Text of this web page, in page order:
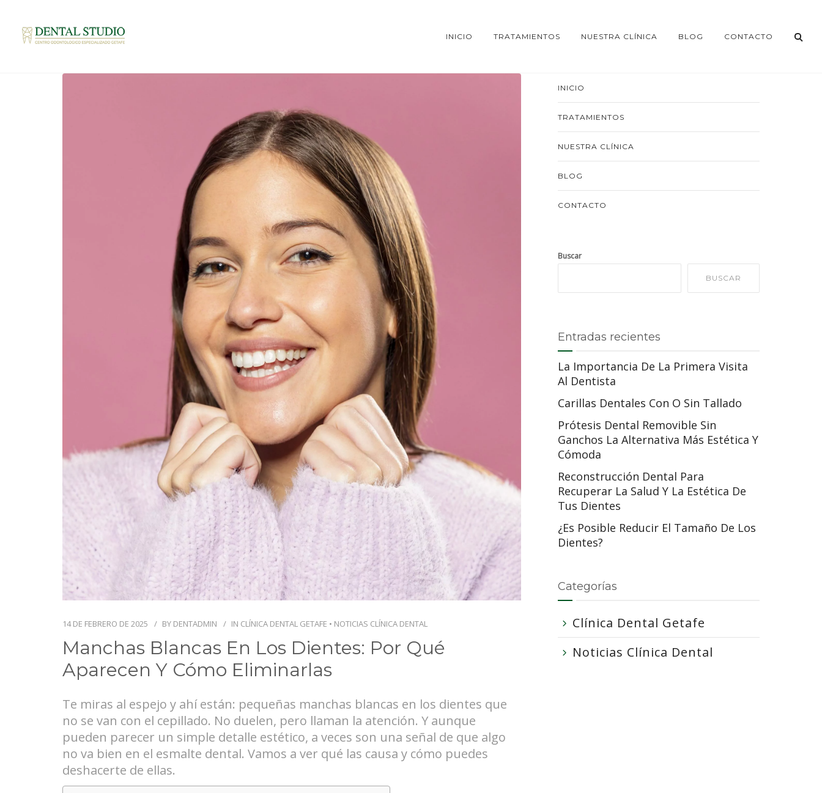
INICIO TRATAMIENTOS NUESTRA CLÍNICA BLOG CONTACTO
14 DE FEBRERO DE 2025 BY DENTADMIN IN CLÍNICA DENTAL GETAFE • NOTICIAS CLÍNICA DENTAL
Manchas Blancas En Los Dientes: Por Qué
Aparecen Y Cómo Eliminarlas
Te miras al espejo y ahí están: pequeñas manchas blancas en los dientes que
no se van con el cepillado. No duelen, pero llaman la atención. Y aunque
pueden parecer un simple detalle estético, a veces son una señal de que algo
no va bien en el esmalte dental. Vamos a ver qué las causa y cómo puedes
deshacerte de ellas.
INICIO
TRATAMIENTOS
NUESTRA CLÍNICA
BLOG
CONTACTO
Buscar
BUSCAR
Entradas recientes
La Importancia De La Primera Visita
Al Dentista
Carillas Dentales Con O Sin Tallado
Prótesis Dental Removible Sin
Ganchos La Alternativa Más Estética Y
Cómoda
Reconstrucción Dental Para
Recuperar La Salud Y La Estética De
Tus Dientes
¿Es Posible Reducir El Tamaño De Los
Dientes?
Categorías
Clínica Dental Getafe
Noticias Clínica Dental